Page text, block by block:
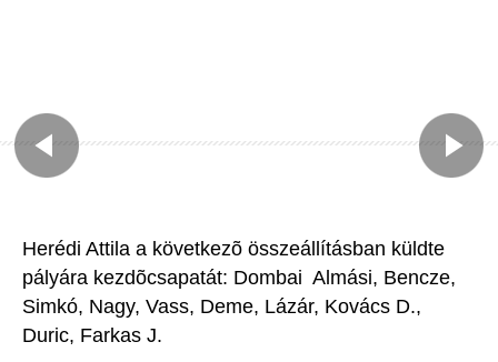
Herédi Attila a következõ összeállításban küldte
pályára kezdõcsapatát: Dombai  Almási, Bencze,
Simkó, Nagy, Vass, Deme, Lázár, Kovács D.,
Duric, Farkas J.